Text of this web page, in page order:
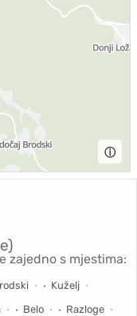
ⓘ
zajedno s mjestima:
Kuželj
Belo
Razloge